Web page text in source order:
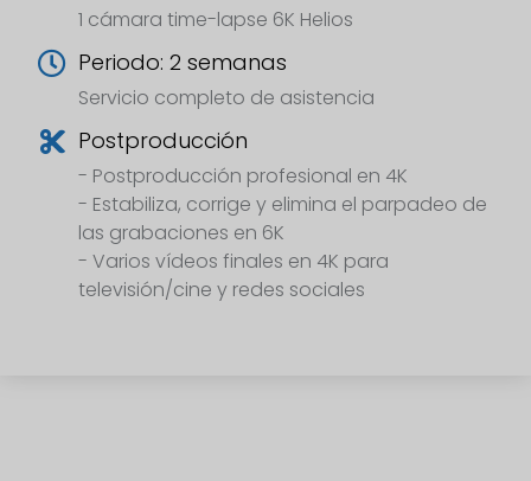
1 cámara time-lapse 6K Helios
Periodo: 2 semanas
Servicio completo de asistencia
Postproducción
- Postproducción profesional en 4K
- Estabiliza, corrige y elimina el parpadeo de
las grabaciones en 6K
- Varios vídeos finales en 4K para
televisión/cine y redes sociales